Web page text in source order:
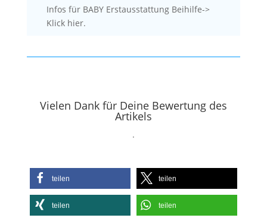
Infos für BABY Erstausstattung Beihilfe->
Klick hier.
Vielen Dank für Deine Bewertung des
Artikels
.
teilen teilen
teilen teilen